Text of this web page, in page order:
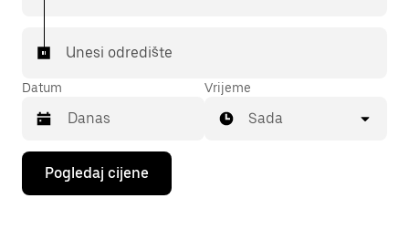
Unesi odredište
Datum
Pritisni
tipku
sa
Vrijeme
Sada
Pogledaj cijene